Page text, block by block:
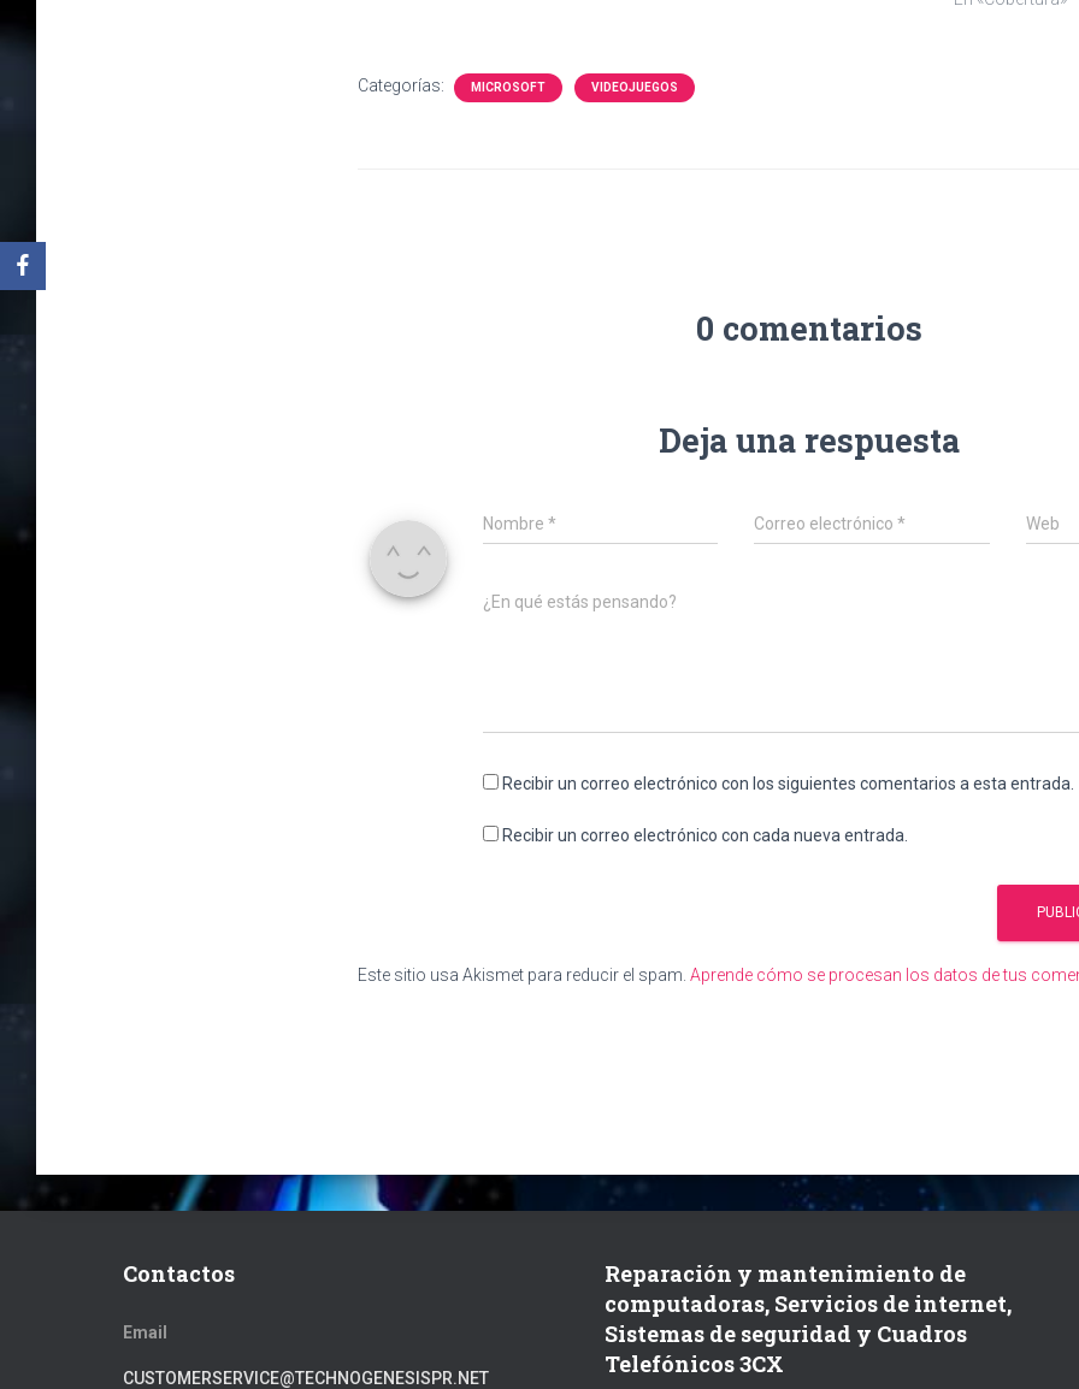
Categorías: MICROSOFT VIDEOJUEGOS
0 comentarios
Deja una respuesta
Nombre * Correo electrónico* Web
¿En qué estás pensando?
Recibir un correo electrónico con los siguientes comentarios a esta entrada.
Recibir un correo electrónico con cada nueva entrada.
Este sitio usa Akismet para reducir el spam. Aprende cómo se procesan los datos de tus
Contactos
Email
CUSTOMERSERVICE@TECHNOGENESISPR.NET
Reparación y mantenimiento de
computadoras, Servicios de internet,
Sistemas de seguridad y Cuadros
Telefónicos 3CX